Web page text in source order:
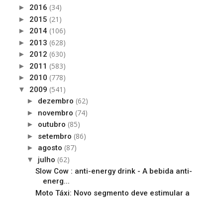
► 2016 (34)
► 2015 (21)
► 2014 (106)
► 2013 (628)
► 2012 (630)
► 2011 (583)
► 2010 (778)
▼ 2009 (541)
► dezembro (62)
► novembro (74)
► outubro (85)
► setembro (86)
► agosto (87)
▼ julho (62)
Slow Cow : anti-energy drink - A bebida anti-
energ...
Moto Táxi: Novo segmento deve estimular a